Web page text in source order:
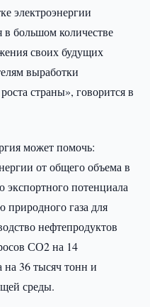
электроэнергии
в большом количестве
своих будущих
выработки
страны», говорится в
может помочь:
от общего объема в
экспортного потенциала
природного газа для
нефтепродуктов
СО2 на 14
на 36 тысяч тонн и
среды.